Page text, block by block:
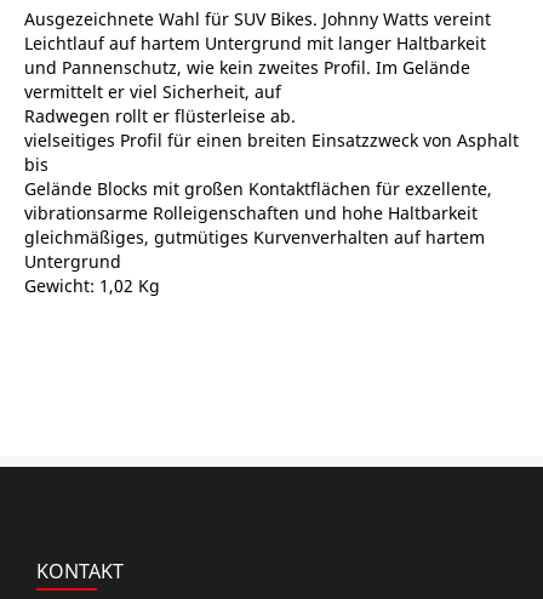
Ausgezeichnete Wahl für SUV Bikes. Johnny Watts vereint
Leichtlauf auf hartem Untergrund mit langer Haltbarkeit
und Pannenschutz, wie kein zweites Profil. Im Gelände
vermittelt er viel Sicherheit, auf
Radwegen rollt er flüsterleise ab.
vielseitiges Profil für einen breiten Einsatzzweck von Asphalt
bis
Gelände Blocks mit großen Kontaktflächen für exzellente,
vibrationsarme Rolleigenschaften und hohe Haltbarkeit
gleichmäßiges, gutmütiges Kurvenverhalten auf hartem
Untergrund
Gewicht: 1,02 Kg
KONTAKT